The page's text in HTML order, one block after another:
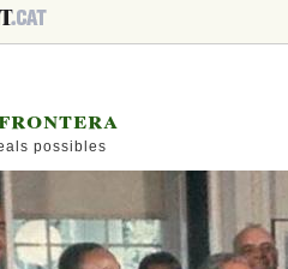
frontera
possibles